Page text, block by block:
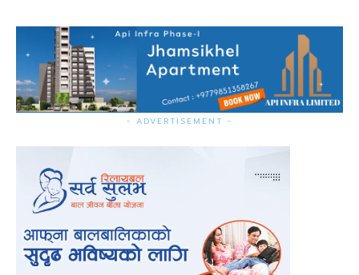
- ADVERTISEMENT -